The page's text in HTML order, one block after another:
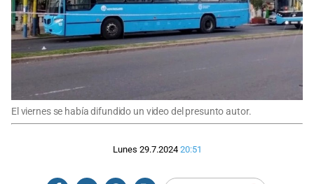
El viernes se había difundido un video del presunto autor.
Lunes 29.7.2024 20:51